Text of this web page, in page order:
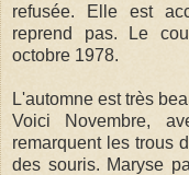
refusée. Elle est
reprend pas. Le
octobre 1978.
L'automne est très
Voici Novembre,
remarquent les trous
des souris. Maryse